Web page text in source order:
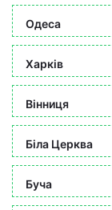
Одеса
Харків
Вінниця
Біла Церква
Буча